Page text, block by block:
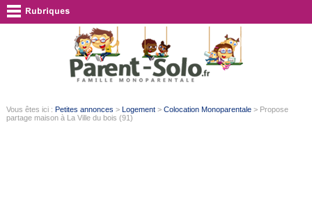
Vous êtes ici : Petites annonces > Logement> Colocation Monoparentale> Propose
partage maison à La Ville du bois (91)